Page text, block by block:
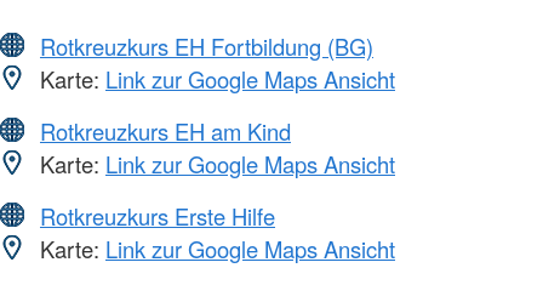
Rotkreuzkurs EH Fortbildung (BG)
Karte: Link zur Google Maps Ansicht
Rotkreuzkurs EH am Kind
Karte: Link zur Google Maps Ansicht
Rotkreuzkurs Erste Hilfe
Karte: Link zur Google Maps Ansicht